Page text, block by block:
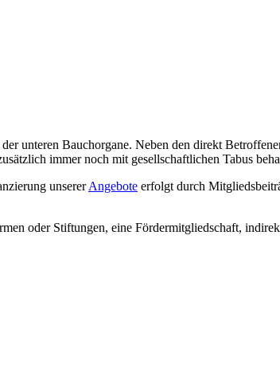
unteren Bauchorgane. Neben den direkt
immer noch mit gesellschaftlichen Tabus
unsererAngebote erfolgt durch
oder Stiftungen, eine Fördermitgliedschaft,